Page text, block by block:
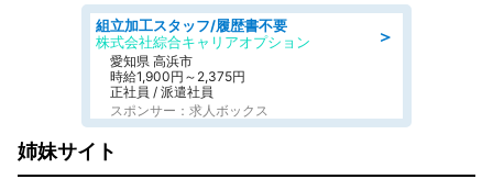
＞
組立加工スタッフ/履歴書不要
株式会社綜合キャリアオプション
愛知県 高浜市
時給1,900円～2,375円
正社員 / 派遣社員
スポンサー：求人ボックス
姉妹サイト